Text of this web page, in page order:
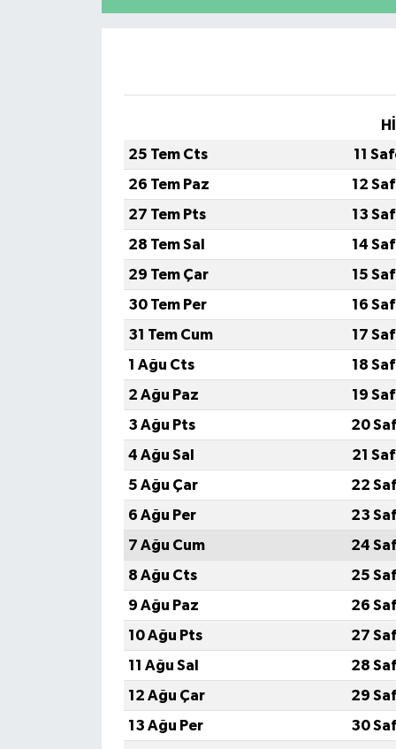
25 Tem Cts
11
26 Tem Paz
12
27 Tem Pts
13
28 Tem Sal
14
29 Tem Çar
15
30 Tem Per
16
31 Tem Cum
17
1 Ağu Cts
18
2 Ağu Paz
19
3 Ağu Pts
20
4 Ağu Sal
21
5 Ağu Çar
22
6 Ağu Per
23
7 Ağu Cum
24
8 Ağu Cts
25
9 Ağu Paz
26
10 Ağu Pts
27
11 Ağu Sal
28
12 Ağu Çar
29
13 Ağu Per
30